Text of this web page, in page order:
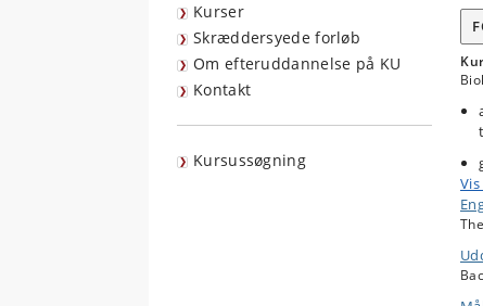
Kurser
Skræddersyede forløb
Om efteruddannelse på KU
Kontakt
Kursussøgning